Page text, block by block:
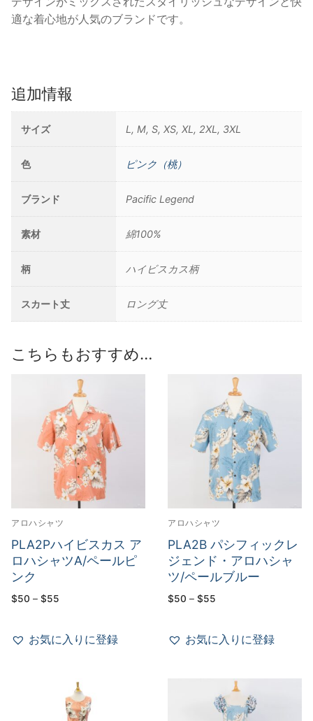
適な着心地が人気のブランドです。
追加情報
サイズ L, M, S, XS, XL, 2XL, 3XL
色 ピンク（桃）
ブランド Pacific Legend
素材 綿100%
柄 ハイビスカス柄
スカート丈 ロング丈
こちらもおすすめ…
アロハシャツ
PLA2Pハイビスカス ア
ロハシャツA/ペールピ
ンク
$50 – $55
–
$55
お気に入りに登録
アロハシャツ
PLA2B パシフィックレ
ジェンド・アロハシャ
ツ/ペールブルー
$50 – $55
–
$55
お気に入りに登録